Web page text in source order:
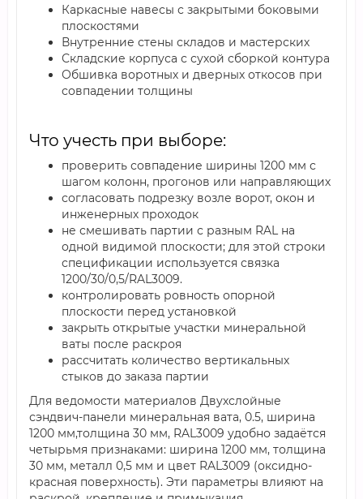
Каркасные навесы с закрытыми боковыми
плоскостями
Внутренние стены складов и мастерских
Складские корпуса с сухой сборкой контура
Обшивка воротных и дверных откосов при
совпадении толщины
Что учесть при выборе:
проверить совпадение ширины 1200 мм с
шагом колонн, прогонов или направляющих
согласовать подрезку возле ворот, окон и
инженерных проходок
не смешивать партии с разным RAL на
одной видимой плоскости; для этой строки
спецификации используется связка
1200/30/0,5/RAL3009.
контролировать ровность опорной
плоскости перед установкой
закрыть открытые участки минеральной
ваты после раскроя
рассчитать количество вертикальных
стыков до заказа партии
Для ведомости материалов Двухслойные
сэндвич-панели минеральная вата, 0.5, ширина
1200 мм,толщина 30 мм, RAL3009 удобно задаётся
четырьмя признаками: ширина 1200 мм, толщина
30 мм, металл 0,5 мм и цвет RAL3009 (оксидно-
красная поверхность). Эти параметры влияют на